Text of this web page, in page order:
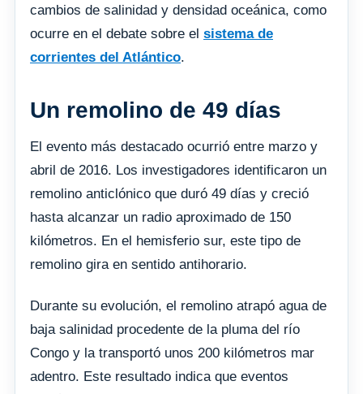
cambios de salinidad y densidad oceánica, como
ocurre en el debate sobre el sistema de
corrientes del Atlántico.
Un remolino de 49 días
El evento más destacado ocurrió entre marzo y
abril de 2016. Los investigadores identificaron un
remolino anticlónico que duró 49 días y creció
hasta alcanzar un radio aproximado de 150
kilómetros. En el hemisferio sur, este tipo de
remolino gira en sentido antihorario.
Durante su evolución, el remolino atrapó agua de
baja salinidad procedente de la pluma del río
Congo y la transportó unos 200 kilómetros mar
adentro. Este resultado indica que eventos